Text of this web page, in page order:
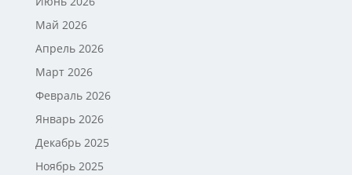
Май 2026
Апрель 2026
Март 2026
Февраль 2026
Январь 2026
Декабрь 2025
Ноябрь 2025